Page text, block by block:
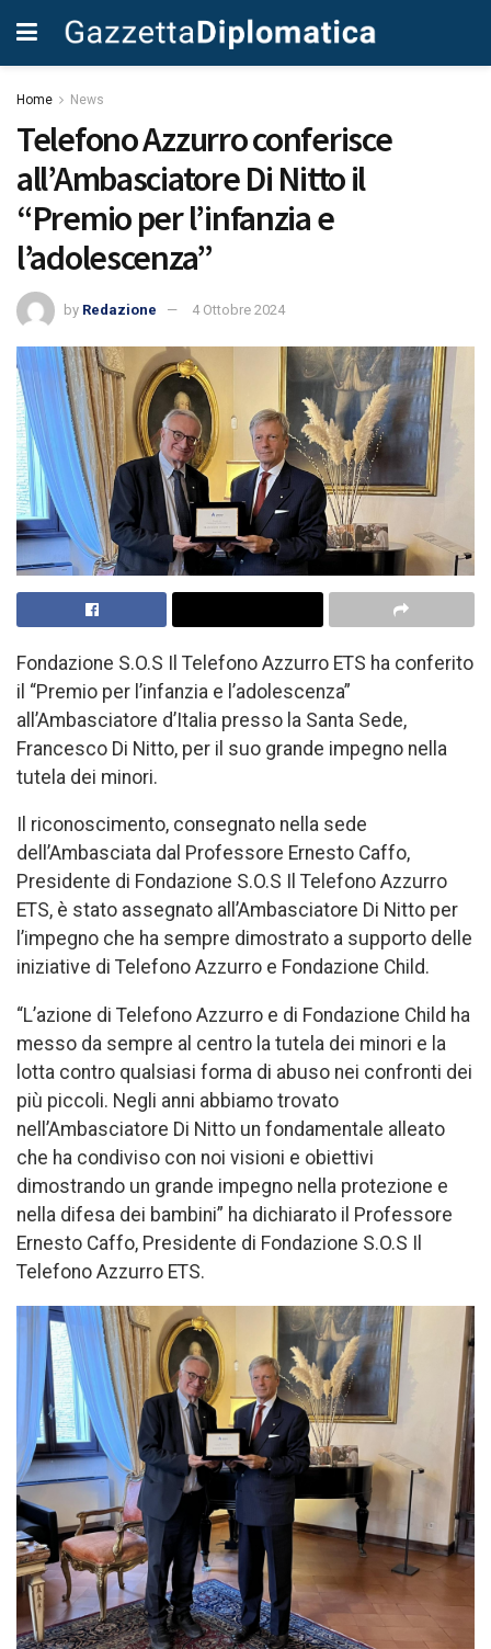
Home News
Telefono Azzurro conferisce
all’Ambasciatore Di Nitto il
“Premio per l’infanzia e
l’adolescenza”
by Redazione 4 Ottobre 2024
Fondazione S.O.S Il Telefono Azzurro ETS ha conferito
il “Premio per l’infanzia e l’adolescenza”
all’Ambasciatore d’Italia presso la Santa Sede,
Francesco Di Nitto, per il suo grande impegno nella
tutela dei minori.
Il riconoscimento, consegnato nella sede
dell’Ambasciata dal Professore Ernesto Caffo,
Presidente di Fondazione S.O.S Il Telefono Azzurro
ETS, è stato assegnato all’Ambasciatore Di Nitto per
l’impegno che ha sempre dimostrato a supporto delle
iniziative di Telefono Azzurro e Fondazione Child.
“L’azione di Telefono Azzurro e di Fondazione Child ha
messo da sempre al centro la tutela dei minori e la
lotta contro qualsiasi forma di abuso nei confronti dei
più piccoli. Negli anni abbiamo trovato
nell’Ambasciatore Di Nitto un fondamentale alleato
che ha condiviso con noi visioni e obiettivi
dimostrando un grande impegno nella protezione e
nella difesa dei bambini” ha dichiarato il Professore
Ernesto Caffo, Presidente di Fondazione S.O.S Il
Telefono Azzurro ETS.